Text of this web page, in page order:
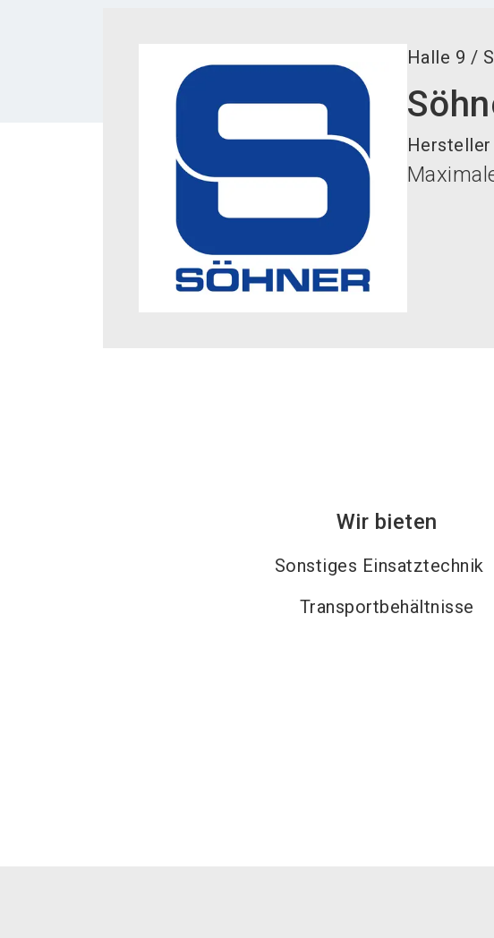
Halle 9 /
Hersteller
Wir bieten
Sonstiges Einsatztechnik
Transportbehältnisse